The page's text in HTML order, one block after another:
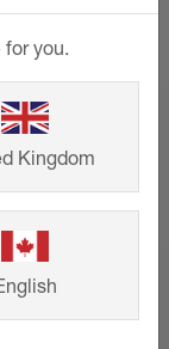
you.
Kingdom